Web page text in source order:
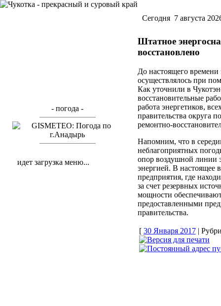
идет загрузка меню...
Cегодня 7 августа
- погода -
Штатное
восстановлено
До настоящего времени
осуществлялось при
Как уточнили в
восстановительные
работа энергетиков,
правительства округа
ремонтно-
Напомним, что в
неблагоприятных
опор воздушной линии
энергией. В настоящее
предприятия, где
за счет резервных
мощности
предоставленными
правительства.
[ 30 Января 2017|